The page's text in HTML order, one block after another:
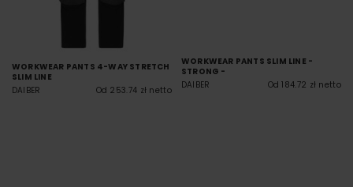
WORKWEAR PANTS 4-WAY STRETCH
SLIM LINE
DAIBER
Od 253.74 zł netto
WORKWEAR PANTS SLIM LINE -
STRONG -
DAIBER
Od 184.72 zł netto